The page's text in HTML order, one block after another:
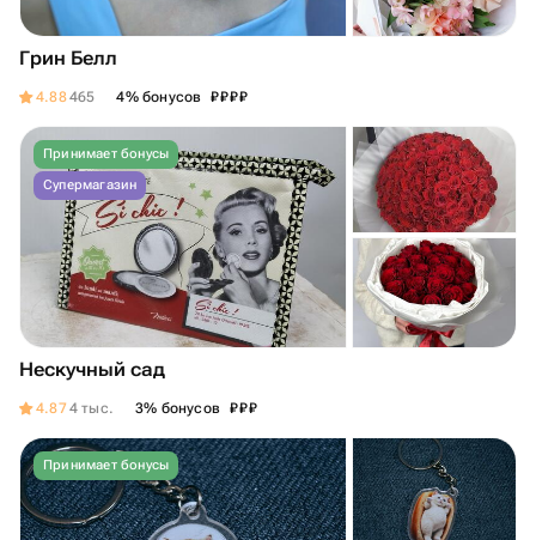
Грин Белл
4.88465 4% бонусов ₽₽₽₽
Принимает бонусы
Супермагазин
Нескучный сад
4.874 тыс. 3% бонусов ₽₽₽
Принимает бонусы